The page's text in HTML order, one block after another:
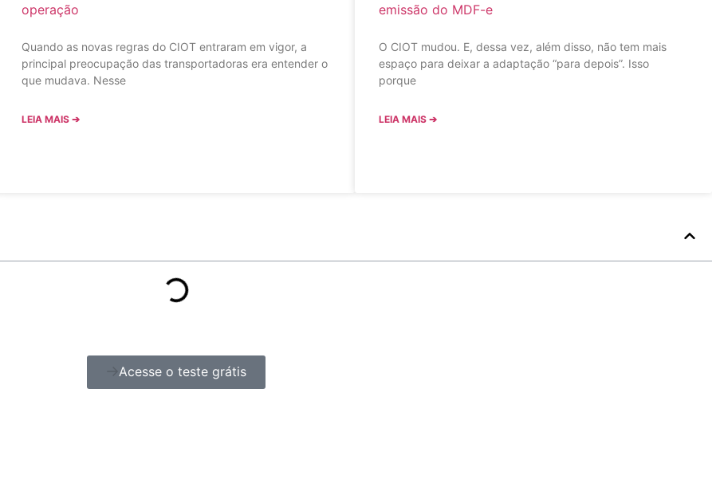
operação
Quando as novas regras do CIOT entraram em vigor, a
principal preocupação das transportadoras era entender o
que mudava. Nesse
LEIA MAIS ➔
emissão do MDF-e
O CIOT mudou. E, dessa vez, além disso, não tem mais
espaço para deixar a adaptação “para depois”. Isso
porque
LEIA MAIS ➔
Acesse o teste grátis